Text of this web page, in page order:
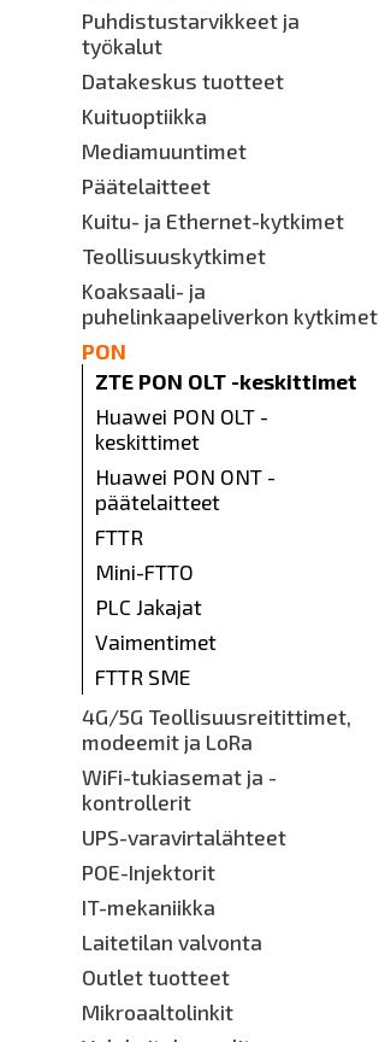
Puhdistustarvikkeet ja
työkalut
Datakeskus tuotteet
Kuituoptiikka
Mediamuuntimet
Päätelaitteet
Kuitu- ja Ethernet-kytkimet
Teollisuuskytkimet
Koaksaali- ja
puhelinkaapeliverkon kytkimet
PON
ZTE PON OLT -keskittimet
Huawei PON OLT -
keskittimet
Huawei PON ONT -
päätelaitteet
FTTR
Mini-FTTO
PLC Jakajat
Vaimentimet
FTTR SME
4G/5G Teollisuusreitittimet,
modeemit ja LoRa
WiFi-tukiasemat ja -
kontrollerit
UPS-varavirtalähteet
POE-Injektorit
IT-mekaniikka
Laitetilan valvonta
Outlet tuotteet
Mikroaaltolinkit